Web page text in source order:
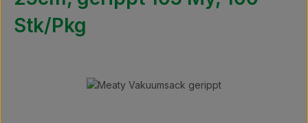
Stk/Pkg
Bildergalerie überspringen